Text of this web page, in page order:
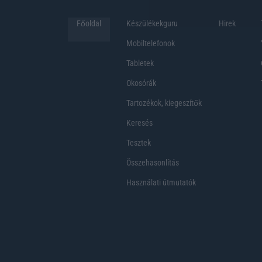
Főoldal Készülékekguru
Mobiltelefonok
Tabletek
Okosórák
Tartozékok, kiegeszítők
Keresés
Tesztek
Összehasonlítás
Használati útmutatók
Hirek